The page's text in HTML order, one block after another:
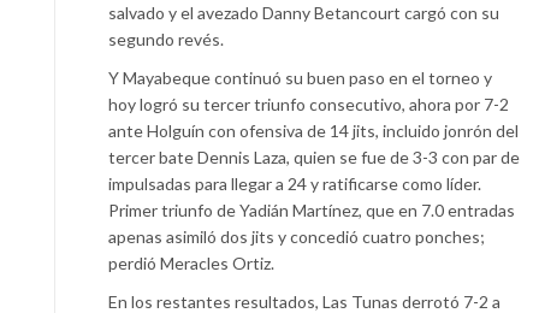
salvado y el avezado Danny Betancourt cargó con su
segundo revés.
Y Mayabeque continuó su buen paso en el torneo y
hoy logró su tercer triunfo consecutivo, ahora por 7-2
ante Holguín con ofensiva de 14 jits, incluido jonrón del
tercer bate Dennis Laza, quien se fue de 3-3 con par de
impulsadas para llegar a 24 y ratificarse como líder.
Primer triunfo de Yadián Martínez, que en 7.0 entradas
apenas asimiló dos jits y concedió cuatro ponches;
perdió Meracles Ortiz.
En los restantes resultados, Las Tunas derrotó 7-2 a